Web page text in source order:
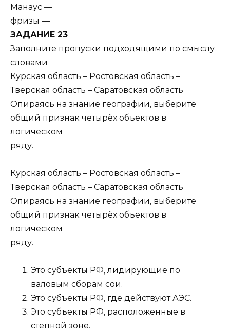
Манаус —
фризы —
ЗАДАНИЕ 23
Заполните пропуски подходящими по смыслу
словами
Курская область – Ростовская область –
Тверская область – Саратовская область
Опираясь на знание географии, выберите
общий признак четырёх объектов в
логическом
ряду.
Курская область – Ростовская область –
Тверская область – Саратовская область
Опираясь на знание географии, выберите
общий признак четырёх объектов в
логическом
ряду.
Это субъекты РФ, лидирующие по
валовым сборам сои.
Это субъекты РФ, где действуют АЭС.
Это субъекты РФ, расположенные в
степной зоне.